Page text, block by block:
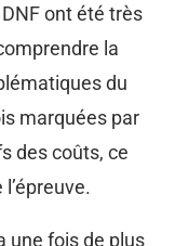
ont été très
la
du
marquées par
des coûts, ce
une fois de plus